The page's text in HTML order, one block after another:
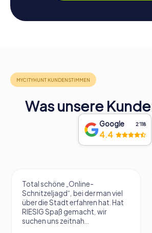
Was unsere
Google 2‘118
4.4
Total schöne „Online-
Schnitzeljagd“, bei der man viel
über die Stadt erfahren hat. Hat
RIESIG Spaß gemacht, wir
suchen uns zeitnah...